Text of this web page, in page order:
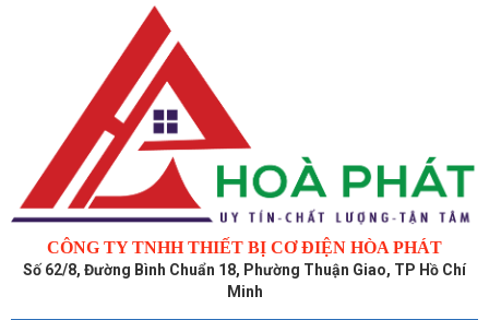
CÔNG TY TNHH THIẾT BỊ CƠ ĐIỆN HÒA PHÁT
Số 62/8, Đường Bình Chuẩn 18, Phường Thuận Giao, TP Hồ Chí
Minh